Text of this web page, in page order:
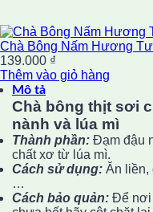
Chà Bông Nấm Hương
139.000 ₫
Thêm vào giỏ hàng
Mô tả
Chà bông thịt sơi
nành và lúa mì
Thành phần: Đạm đậu
chất xơ từ lúa mì.
Cách sử dụng: Ăn liền,
…
Cách bảo quản: Để nơi